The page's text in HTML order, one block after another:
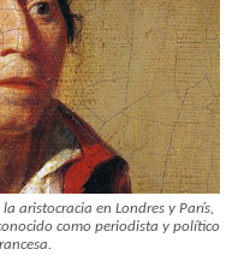
aristocracia en Londres y París,
como periodista y político